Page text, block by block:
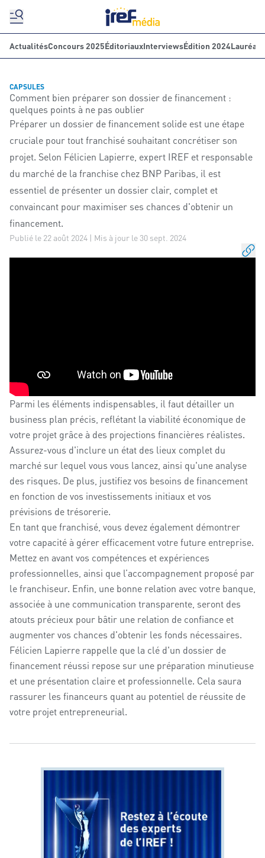
ActualitésConcours 2025ÉditoriauxInterviewsÉdition 2024
CAPSULES
Comment bien préparer son dossier de financement :
quelques points à ne pas oublier
Préparer un dossier de financement solide est une étape
cruciale pour tout franchisé souhaitant concrétiser son
projet. Selon Félicien Lapierre, expert IREF et responsable
du marché de la franchise chez BNP Paribas, il est
essentiel de présenter un dossier clair, complet et
convaincant pour maximiser ses chances d'obtenir un
financement.
Publié le 22 août 2024 | Mis à jour le 30 sept. 2024
Parmi les éléments indispensables, il faut détailler un
business plan précis, reflétant la viabilité économique de
votre projet grâce à des projections financières réalistes.
Assurez-vous d'inclure un état des lieux complet du
marché sur lequel vous vous lancez, ainsi qu'une analyse
des risques. De plus, justifiez vos besoins de financement
en fonction de vos investissements initiaux et vos
prévisions de trésorerie.
En tant que franchisé, vous devez également démontrer
votre capacité à gérer efficacement votre future entreprise.
Mettez en avant vos compétences et expériences
professionnelles, ainsi que l’accompagnement proposé par
le franchiseur. Enfin, une bonne relation avec votre banque,
associée à une communication transparente, seront des
atouts précieux pour bâtir une relation de confiance et
augmenter vos chances d'obtenir les fonds nécessaires.
Félicien Lapierre rappelle que la clé d'un dossier de
financement réussi repose sur une préparation minutieuse
et une présentation claire et professionnelle. Cela saura
rassurer les financeurs quant au potentiel de réussite de
votre projet entrepreneurial.